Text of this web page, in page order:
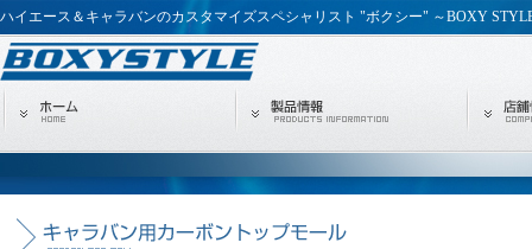
ハイエース＆キャラバンのカスタマイズスペシャリスト "ボクシー" ～BOXY